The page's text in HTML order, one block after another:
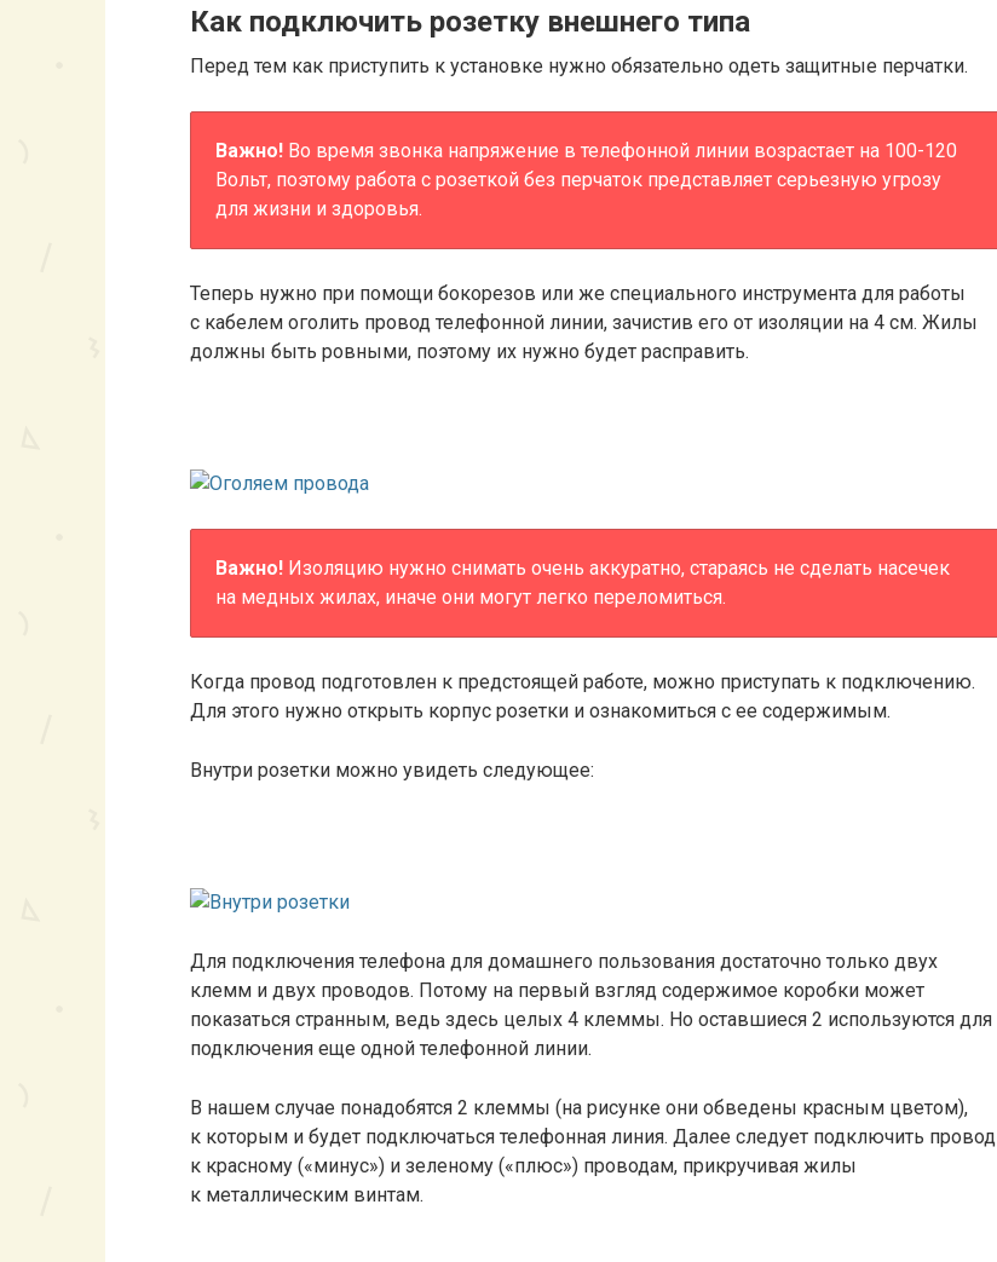
Как подключить розетку внешнего типа
Перед тем как приступить к установке нужно обязательно одеть защитные перчатки.
Важно! Во время звонка напряжение в телефонной линии возрастает на 100-120
Вольт, поэтому работа с розеткой без перчаток представляет серьезную угрозу
для жизни и здоровья.
Теперь нужно при помощи бокорезов или же специального инструмента для работы
с кабелем оголить провод телефонной линии, зачистив его от изоляции на 4 см. Жилы
должны быть ровными, поэтому их нужно будет расправить.
Важно! Изоляцию нужно снимать очень аккуратно, стараясь не сделать насечек
на медных жилах, иначе они могут легко переломиться.
Когда провод подготовлен к предстоящей работе, можно приступать к подключению.
Для этого нужно открыть корпус розетки и ознакомиться с ее содержимым.
Внутри розетки можно увидеть следующее:
Для подключения телефона для домашнего пользования достаточно только двух
клемм и двух проводов. Потому на первый взгляд содержимое коробки может
показаться странным, ведь здесь целых 4 клеммы. Но оставшиеся 2 используются для
подключения еще одной телефонной линии.
В нашем случае понадобятся 2 клеммы (на рисунке они обведены красным цветом),
к которым и будет подключаться телефонная линия. Далее следует подключить провод
к красному («минус») и зеленому («плюс») проводам, прикручивая жилы
к металлическим винтам.